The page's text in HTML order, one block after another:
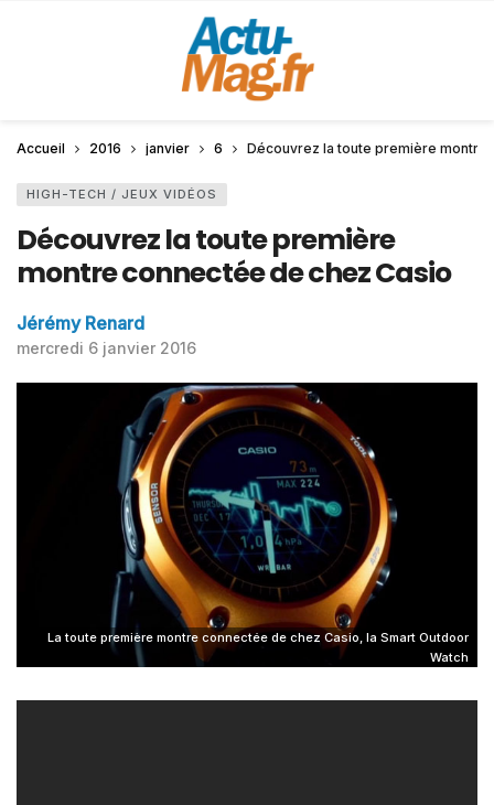
Accueil 2016 janvier 6 Découvrez la toute première montre
HIGH-TECH / JEUX VIDÉOS
Découvrez la toute première
montre connectée de chez Casio
Jérémy Renard
mercredi 6 janvier 2016
La toute première montre connectée de chez Casio, la Smart Outdoor
Watch